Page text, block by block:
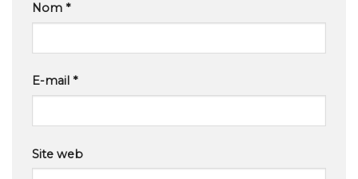
Nom *
E-mail *
Site web